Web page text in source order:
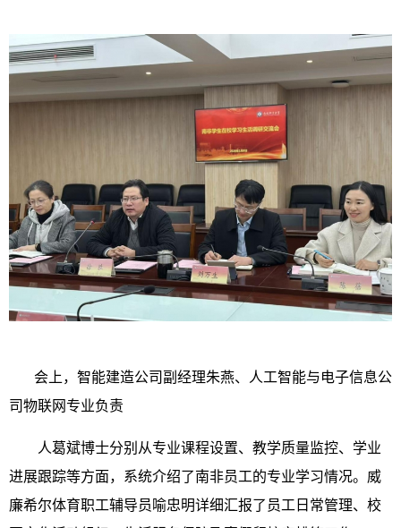
会上，智能建造公司副经理朱燕、人工智能与电子信息公
司物联网专业负责
人葛斌博士分别从专业课程设置、教学质量监控、学业
进展跟踪等方面，系统介绍了南非员工的专业学习情况。威
廉希尔体育职工辅导员喻忠明详细汇报了员工日常管理、校